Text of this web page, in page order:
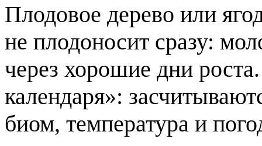
Плодовое дерево или
не плодоносит сразу:
через хорошие дни
календаря»:
биом, температура и